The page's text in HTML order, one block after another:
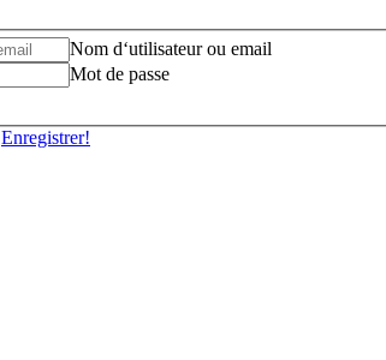
Nom d‘utilisateur ou email
Mot de passe
Enregistrer!